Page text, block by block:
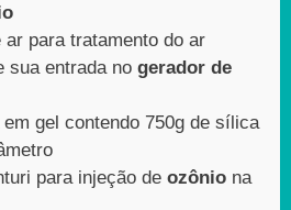
ar para tratamento do ar
sua entrada no gerador de
gel contendo 750g de sílica
para injeção de ozônio na